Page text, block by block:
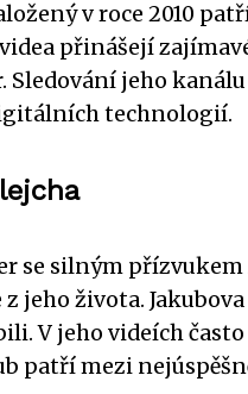
v roce 2010
přinášejí
jeho
technologií.
se silným
jeho života.
V jeho videích
patří mezi